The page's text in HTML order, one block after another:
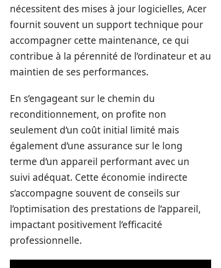
nécessitent des mises à jour logicielles, Acer
fournit souvent un support technique pour
accompagner cette maintenance, ce qui
contribue à la pérennité de l’ordinateur et au
maintien de ses performances.
En s’engageant sur le chemin du
reconditionnement, on profite non
seulement d’un coût initial limité mais
également d’une assurance sur le long
terme d’un appareil performant avec un
suivi adéquat. Cette économie indirecte
s’accompagne souvent de conseils sur
l’optimisation des prestations de l’appareil,
impactant positivement l’efficacité
professionnelle.